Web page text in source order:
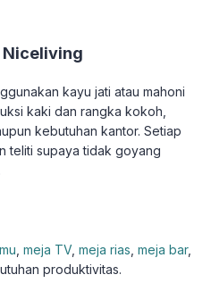
Niceliving
kayu jati atau mahoni
kaki dan rangka kokoh,
kebutuhan kantor. Setiap
teliti supaya tidak goyang
meja TV, meja rias meja bar,
produktivitas.